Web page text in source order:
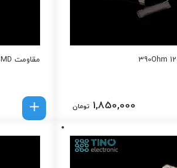
1,850,000 تومان
مقاومت 470Ohm 1206 SMD